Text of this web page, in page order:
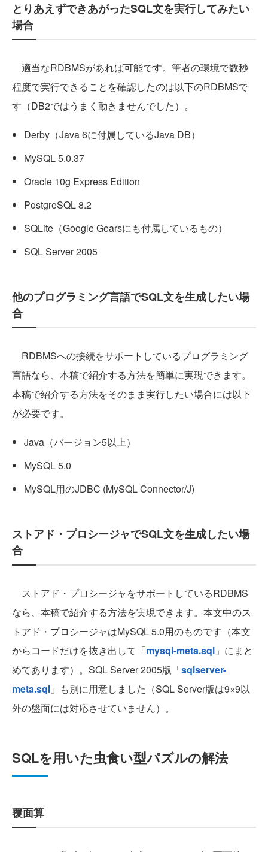
とりあえずできあがったSQL文を実行してみたい
場合
適当なRDBMSがあれば可能です。筆者の環境で数秒
程度で実行できることを確認したのは以下のRDBMSで
す（DB2ではうまく動きませんでした）。
Derby（Java 6に付属しているJava DB）
MySQL 5.0.37
Oracle 10g Express Edition
PostgreSQL 8.2
SQLite（Google Gearsにも付属しているもの）
SQL Server 2005
他のプログラミング言語でSQL文を生成したい場
合
RDBMSへの接続をサポートしているプログラミング
言語なら、本稿で紹介する方法を簡単に実現できます。
本稿で紹介する方法をそのまま実行したい場合には以下
が必要です。
Java（バージョン5以上）
MySQL 5.0
MySQL用のJDBC (MySQL Connector/J)
ストアド・プロシージャでSQL文を生成したい場
合
ストアド・プロシージャをサポートしているRDBMS
なら、本稿で紹介する方法を実現できます。本文中のス
トアド・プロシージャはMySQL 5.0用のものです（本文
からコードだけを抜き出して「mysql-meta.sql 」にまと
めてあります）。SQL Server 2005版「sqlserver-
meta.sql 」も別に用意しました（SQL Server版は9×9以
外の盤面には対応させていません）。
SQLを用いた虫食い型パズルの解法
覆面算